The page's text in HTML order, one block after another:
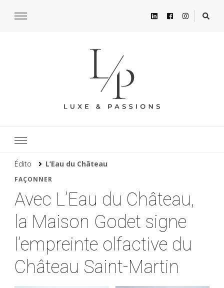
Édito L’Eau du Château
FAÇONNER
Avec L’Eau du Château,
la Maison Godet signe
l’empreinte olfactive du
Château Saint-Martin